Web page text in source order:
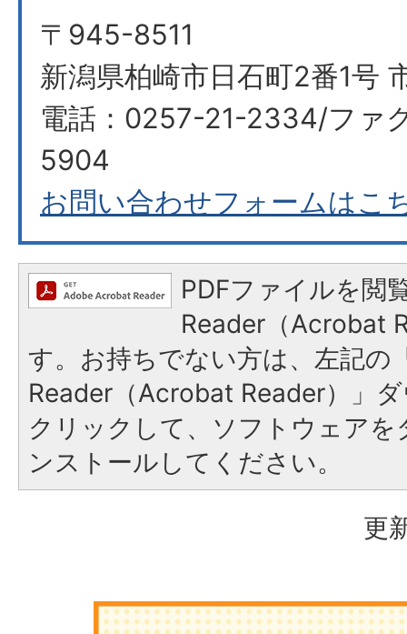
〒945-8511
新潟県柏崎市日石町2番1号
電話：0257-21-2334/ファ
5904
お問い合わせフォームはこ
PDFファイルを閲
Reader（Acrobat
す。お持ちでない方は、左記の
Reader（Acrobat Reader）」
クリックして、ソフトウェア
ンストールしてください。
更